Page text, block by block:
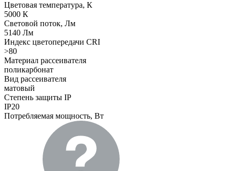
Цветовая температура, К
5000 К
Световой поток, Лм
5140 Лм
Индекс цветопередачи CRI
>80
Материал рассеивателя
поликарбонат
Вид рассеивателя
матовый
Степень защиты IP
IP20
Потребляемая мощность, Вт